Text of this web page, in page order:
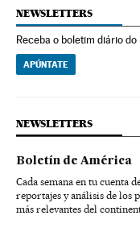
NEWSLETTERS
Receba o boletim diário do
APÚNTATE
NEWSLETTERS
Boletín de América
Cada semana en tu cuenta
reportajes y análisis de los
más relevantes del